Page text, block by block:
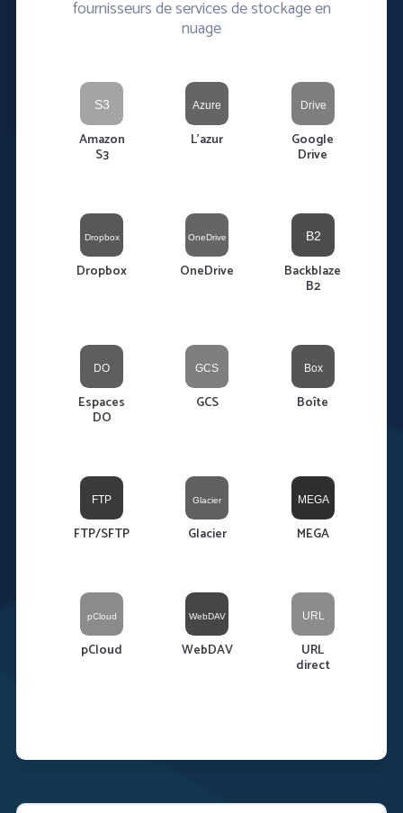
fournisseurs de services de stockage en
nuage
Amazon
S3
L'azur Google
Drive
Dropbox OneDrive Backblaze
B2
Espaces
DO
GCS Boîte
FTP/SFTP Glacier MEGA
pCloud WebDAV URL
direct